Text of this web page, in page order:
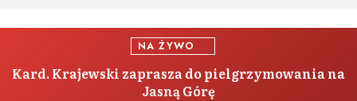
NA ŻYWO
Kard. Krajewski zaprasza do pielgrzymowania na
Jasną Górę